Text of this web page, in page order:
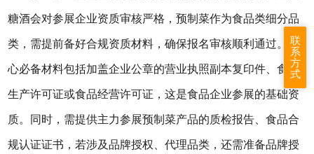
糖酒会对参展企业资质审核严格，预制菜作为食品类细分品
类，需提前备好合规资质材料，确保报名审核顺利通过。核
心必备材料包括加盖企业公章的营业执照副本复印件、食品
生产许可证或食品经营许可证，这是食品企业参展的基础资
质。同时，需提供主力参展预制菜产品的质检报告、食品合
规认证证书，若涉及品牌授权、代理品类，还需准备品牌授
联
系
方
式